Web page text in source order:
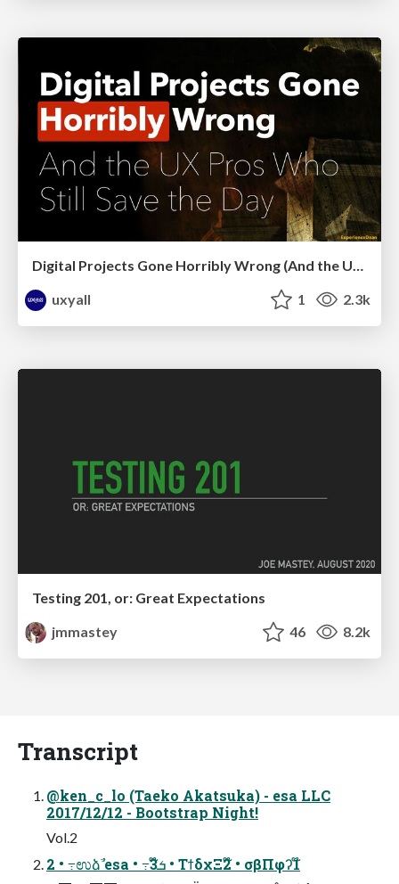
Digital Projects Gone Horribly Wrong (And the UX Pros Who Still Save the Day) - Dean Schuster
uxyall
1 2.3k
Testing 201, or: Great Expectations
jmmastey
46 8.2k
Transcript
@ken_c_lo (Taeko Akatsuka) - esa LLC
2017/12/12 - Bootstrap Night!
Vol.2
2 • ߹ಉձࣾ esa • ߹ܭ3໊ • ΤϯδχΞ2໊ • σβΠφʔ1໊